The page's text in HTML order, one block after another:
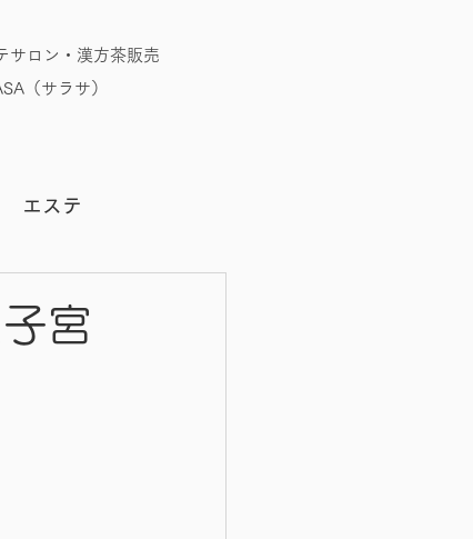
サロン・漢方茶販売
（サラサ）
エステ
宮